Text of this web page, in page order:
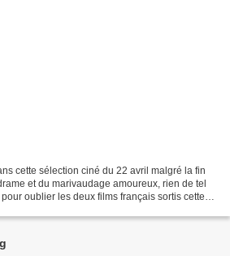
cette sélection ciné du 22 avril malgré la fin
et du marivaudage amoureux, rien de tel
oublier les deux films français sortis cette